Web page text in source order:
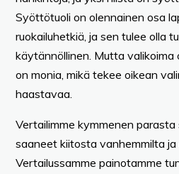
Syöttötuoli on olennainen osa
ruokailuhetkiä, ja sen tulee olla
käytännöllinen. Mutta valikoima
on monia, mikä tekee oikean
haastavaa.
Vertailimme kymmenen
saaneet kiitosta vanhemmilta ja
Vertailussamme painotamme